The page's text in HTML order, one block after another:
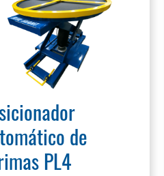
de
PL4